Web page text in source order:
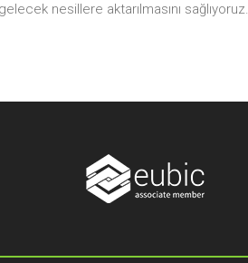
nesillere aktarılmasını sağlıyoruz.